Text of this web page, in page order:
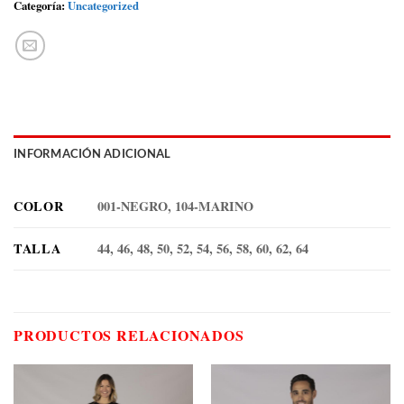
Categoría: Uncategorized
INFORMACIÓN ADICIONAL
COLOR 001-NEGRO, 104-MARINO
TALLA 44, 46, 48, 50, 52, 54, 56, 58, 60, 62, 64
PRODUCTOS RELACIONADOS